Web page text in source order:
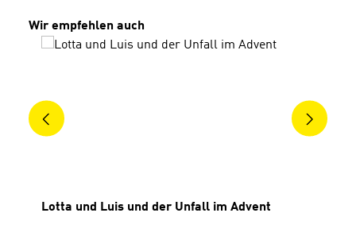
Produktgalerie überspringen
Wir empfehlen auch
Lotta und Luis und der Unfall im Advent